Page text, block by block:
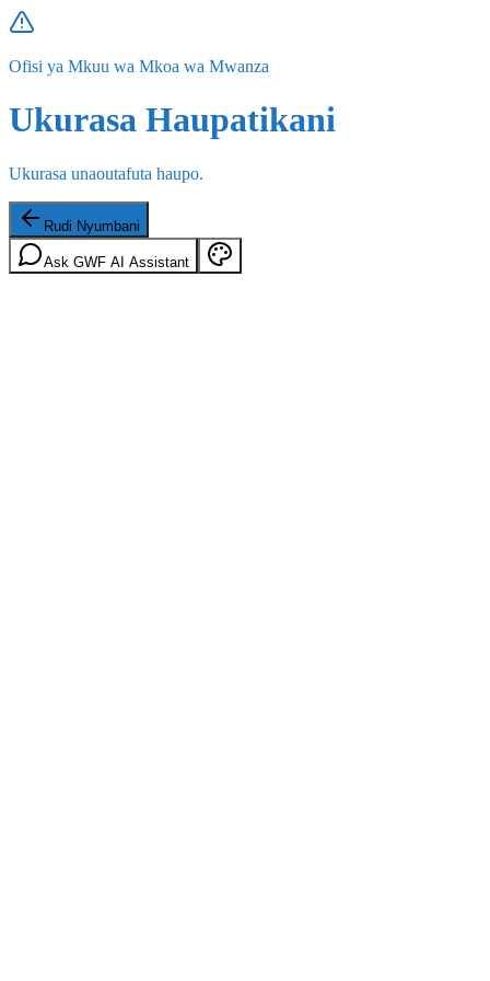
Ofisi ya Mkuu wa Mkoa wa Mwanza
Ukurasa Haupatikani
Ukurasa unaoutafuta haupo.
Rudi Nyumbani
Ask GWF AI Assistant